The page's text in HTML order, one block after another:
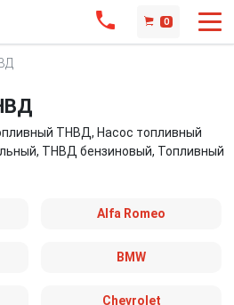
0
ТНВД, Насос топливный
ТНВД бензиновый, Топливный
Alfa Romeo
BMW
Chevrolet